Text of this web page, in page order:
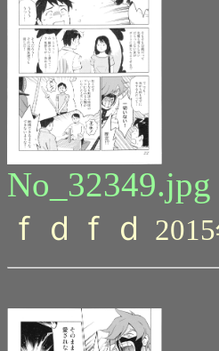
No_32349.jpg
ｆｄｆｄ